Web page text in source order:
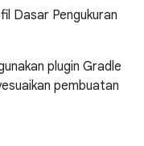
Dasar Pengukuran
plugin Gradle
pembuatan